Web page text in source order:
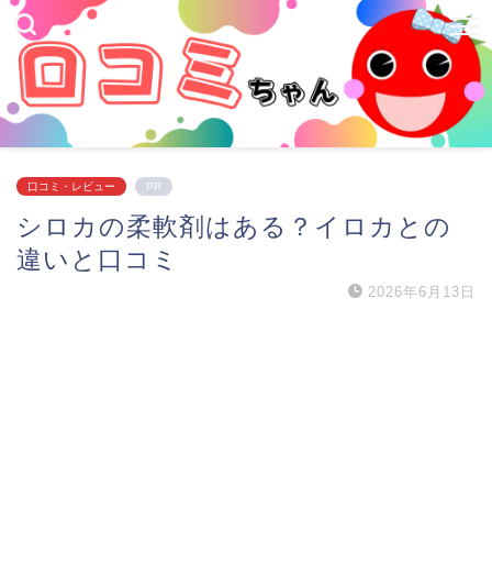
口コミ・レビュー PR
シロカの柔軟剤はある？イロカとの
違いと口コミ
2026年6月13日